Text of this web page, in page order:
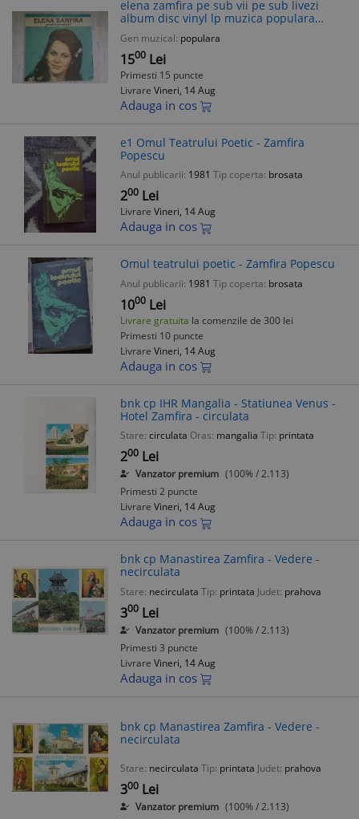
elena zamfira pe sub vii pe sub livezi
album disc vinyl lp muzica populara
folclor ST EPE 02151 VG+
Gen muzical: populara
1500 Lei
Primesti 15 puncte
Livrare Vineri, 14 Aug
Adauga in cos
e1 Omul Teatrului Poetic - Zamfira
Popescu
Anul publicarii: 1981 Tip coperta: brosata
200 Lei
Livrare Vineri, 14 Aug
Adauga in cos
Omul teatrului poetic - Zamfira Popescu
Anul publicarii: 1981 Tip coperta: brosata
1000 Lei
Livrare gratuita la comenzile de 300 lei
Primesti 10 puncte
Livrare Vineri, 14 Aug
Adauga in cos
bnk cp IHR Mangalia - Statiunea Venus -
Hotel Zamfira - circulata
Stare: circulata Oras: mangalia Tip: printata
200 Lei
Vanzator premium (100% / 2.113)
Primesti 2 puncte
Livrare Vineri, 14 Aug
Adauga in cos
bnk cp Manastirea Zamfira - Vedere -
necirculata
Stare: necirculata Tip: printata Judet: prahova
300 Lei
Vanzator premium (100% / 2.113)
Primesti 3 puncte
Livrare Vineri, 14 Aug
Adauga in cos
bnk cp Manastirea Zamfira - Vedere -
necirculata
Stare: necirculata Tip: printata Judet: prahova
300 Lei
Vanzator premium (100% / 2.113)